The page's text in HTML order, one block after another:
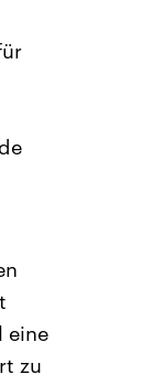
eine
zu